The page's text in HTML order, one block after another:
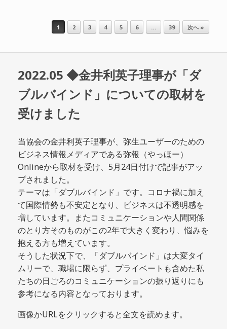
1 2 3 4 5 6 … 39 次へ »
2022.05 ◆金井利英子理事が「ダ
ブルバインド」についての取材を
受けました
当協会の金井利英子理事が、弥生ユーザーのための
ビジネス情報メディアである弥報（やっほー）
Onlineから取材を受け、5月24日付けで記事がアッ
プされました。
テーマは「ダブルバインド」です。コロナ禍に加え
て国際情勢も不安定となり、ビジネスは不透明感を
増しています。またコミュニケーションや人間関係
のとり方そのものがこの2年で大きく変わり、悩みを
抱える方も増えています。
そうした状況下で、「ダブルバインド」は大変タイ
ムリーで、職場に限らず、プライベートも含めた私
たちの日ごろのコミュニケーションの振り返りにも
参考になる内容となっております。
画像かURLをクリックすると全文を読めます。